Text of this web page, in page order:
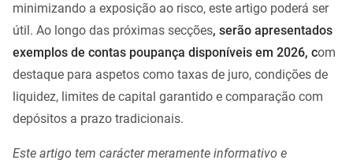
minimizando a exposição ao risco, este artigo poderá ser
útil. Ao longo das próximas secções, serão apresentados
exemplos de contas poupança disponíveis em 2026, com
destaque para aspetos como taxas de juro, condições de
liquidez, limites de capital garantido e comparação com
depósitos a prazo tradicionais.
Este artigo tem carácter meramente informativo e